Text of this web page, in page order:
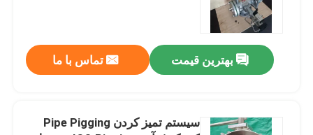
بهترین قیمت تماس با ما
سیستم تمیز کردن Pipe Pigging